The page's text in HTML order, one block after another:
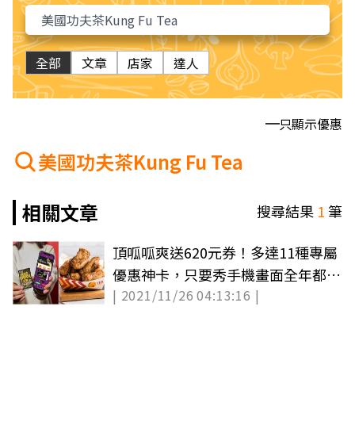
全部 文章 店家 達人
只顯示優惠
美國功夫茶Kung Fu Tea
相關文章
搜尋結果 1筆
頂呱呱爽送620元券！多達11種專屬
優惠神卡，只要秀手機畫面全年都打
折
| 2021/11/26 04:13:16 |